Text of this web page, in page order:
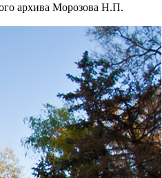
архива Морозова Н.П.